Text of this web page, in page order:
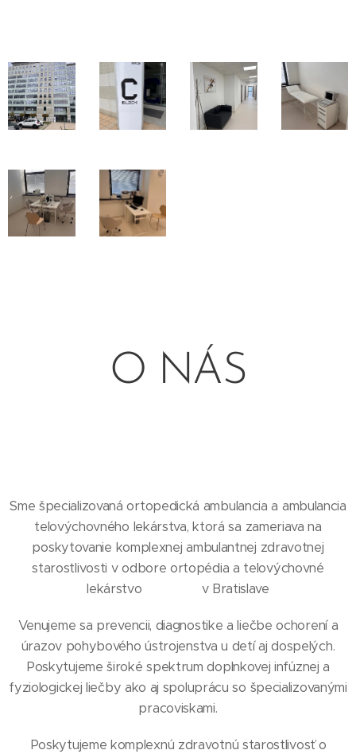
O NÁS
Sme špecializovaná ortopedická ambulancia a ambulancia
telovýchovného lekárstva, ktorá sa zameriava na
poskytovanie komplexnej ambulantnej zdravotnej
starostlivosti v odbore ortopédia a telovýchovné
lekárstvo v Bratislave
Venujeme sa prevencii, diagnostike a liečbe ochorení a
úrazov pohybového ústrojenstva u detí aj dospelých.
Poskytujeme široké spektrum doplnkovej infúznej a
fyziologickej liečby ako aj spoluprácu so špecializovanými
pracoviskami.
Poskytujeme komplexnú zdravotnú starostlivosť o